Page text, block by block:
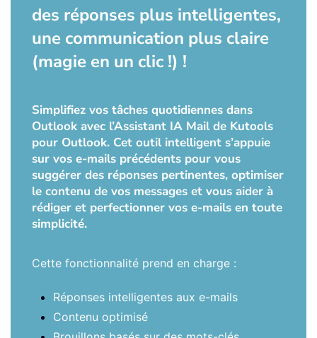
des réponses plus intelligentes,
une communication plus claire
(magie en un clic !) !
Simplifiez vos tâches quotidiennes dans
Outlook avec l’Assistant IA Mail de Kutools
pour Outlook. Cet outil intelligent s’appuie
sur vos e-mails précédents pour vous
suggérer des réponses pertinentes, optimiser
le contenu de vos messages et vous aider à
rédiger et perfectionner vos e-mails en toute
simplicité.
Cette fonctionnalité prend en charge :
Réponses intelligentes aux e-mails
Contenu optimisé